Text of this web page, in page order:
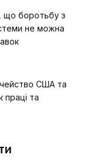
що боротьбу з
не можна
США та
та